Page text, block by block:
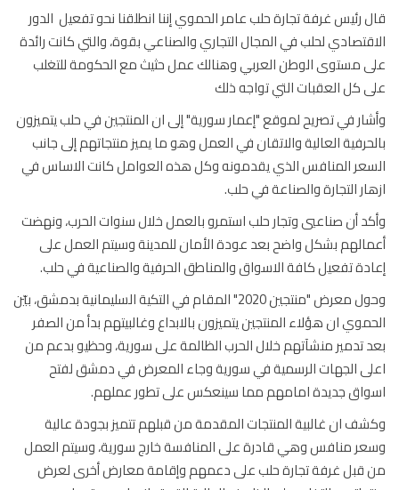
رئيس غرفة تجارة حلب عامر الحموي إننا انطلقنا نحو تفعيل الدور
لحلب في المجال التجاري والصناعي بقوة، والتي كانت رائدة
مستوى الوطن العربي وهنالك عمل حثيث مع الحكومة للتغلب
كل العقبات التي تواجه ذلك
في تصريح لموقع "إعمار سورية" إلى ان المنتجين في حلب يتميزون
العالية والاتقان في العمل وهو ما يميز منتجاتهم إلى جانب
المنافس الذي يقدمونه وكل هذه العوامل كانت الاساس في
التجارة والصناعة في حلب.
أن صناعيي وتجار حلب استمرو بالعمل خلال سنوات الحرب، ونهضت
بشكل واضح بعد عودة الأمان للمدينة وسيتم العمل على
تفعيل كافة الاسواق والمناطق الحرفية والصناعية في حلب.
وحول معرض "منتجين 2020" المقام في التكية السليمانية بدمشق، بيّن
ان هؤلاء المنتجين يتميزون بالابداع وغالبيتهم بدأ من الصفر
تدمير منشآتهم خلال الحرب الظالمة على سورية، وحظيو بدعم من
الجهات الرسمية في سورية وجاء المعرض في دمشق لفتح
جديدة امامهم مما سينعكس على تطور عملهم.
ان غالبية المنتجات المقدمة من قبلهم تتميز بجودة عالية
منافس وهي قادرة على المنافسة خارج سورية، وسيتم العمل
غرفة تجارة حلب على دعمهم وإقامة معارض أخرى لعرض